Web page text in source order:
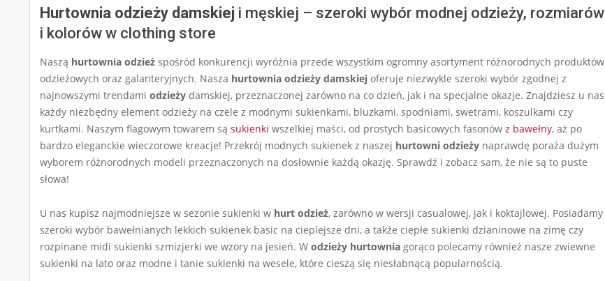
Hurtownia odzieży damskiej i męskiej – szeroki wybór modnej odzieży, rozmiarów
i kolorów w clothing store
Naszą hurtownia odzież spośród konkurencji wyróżnia przede wszystkim ogromny asortyment różnorodnych produktów
odzieżowych oraz galanteryjnych. Nasza hurtownia odzieży damskiej oferuje niezwykle szeroki wybór zgodnej z
najnowszymi trendami odzieży damskiej, przeznaczonej zarówno na co dzień, jak i na specjalne okazje. Znajdziesz u nas
każdy niezbędny element odzieży na czele z modnymi sukienkami, bluzkami, spodniami, swetrami, koszulkami czy
kurtkami. Naszym flagowym towarem są sukienki wszelkiej maści, od prostych basicowych fasonów z bawełny, aż po
bardzo eleganckie wieczorowe kreacje! Przekrój modnych sukienek z naszej hurtowni odzieży naprawdę poraża dużym
wyborem różnorodnych modeli przeznaczonych na dosłownie każdą okazję. Sprawdź i zobacz sam, że nie są to puste
słowa!
U nas kupisz najmodniejsze w sezonie sukienki w hurt odzież, zarówno w wersji casualowej, jak i koktajlowej. Posiadamy
szeroki wybór bawełnianych lekkich sukienek basic na cieplejsze dni, a także ciepłe sukienki dzianinowe na zimę czy
rozpinane midi sukienki szmizjerki we wzory na jesień. W odzieży hurtownia gorąco polecamy również nasze zwiewne
sukienki na lato oraz modne i tanie sukienki na wesele, które cieszą się niesłabnącą popularnością.